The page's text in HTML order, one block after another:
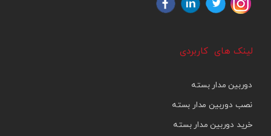
لینک های کاربردی
دوربین مدار بسته
نصب دوربین مدار بسته
خرید دوربین مدار بسته